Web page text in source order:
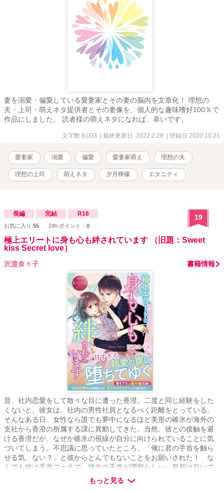
妻を溺愛・偏愛している愛妻家とその妻の脳内を文章化！ 理想の
夫・上司・萌えネタ提供者とその妻像を、個人的な趣味嗜好100％で
作品にしました。 読者様の萌えネタになれば、幸いです。
文字数 8,003 | 最終更新日 2022.2.28 | 登録日 2020.10.21
愛妻家 溺愛 偏愛 愛妻家萌え 理想の夫
理想の上司 萌えネタ 夕月檸檬 エタニティ
長編 完結 R18
お気に入り:55 24h.ポイント： 0
19
極上エリートに身も心も絆されています （旧題：Sweet
kiss Secret love）
沢渡奈々子 書籍情報
昔、社内恋愛をして散々な目に遭った香澄。二度と同じ経験をした
くないと、彼女は、社内の男性社員となるべく距離をとっている。
そんなある日、女性なら誰でも夢中になるほど美形の碓氷が海外の
支社から香澄の所属する課に異動してきた。当然、彼との接触を避
ける香澄だが、なぜか碓氷の視線が自分に向けられていることに気
づいてしまう。不思議に思っていたところ、「俺に君の手首を触ら
せる気、ない？」と彼からとんでもないことをお願いされた！ な
んでも彼は手首フェチで、彼女の手首が理想らしい。最初は引いて
いた香澄だが、あの手この手で優しくかつスマートに迫られている
うちに碓氷に惹かれていってしまい――!?
もっと見る